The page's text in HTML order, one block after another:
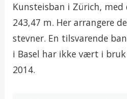
Kunsteisban i Zürich,
243,47 m. Her arrangere
stevner. En tilsvarende
i Basel har ikke vært i
2014.